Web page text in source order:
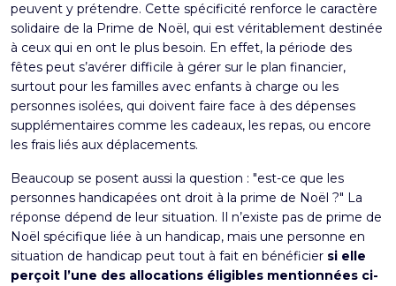
peuvent y prétendre. Cette spécificité renforce le caractère
solidaire de la Prime de Noël, qui est véritablement destinée
à ceux qui en ont le plus besoin. En effet, la période des
fêtes peut s’avérer difficile à gérer sur le plan financier,
surtout pour les familles avec enfants à charge ou les
personnes isolées, qui doivent faire face à des dépenses
supplémentaires comme les cadeaux, les repas, ou encore
les frais liés aux déplacements.
Beaucoup se posent aussi la question : "est-ce que les
personnes handicapées ont droit à la prime de Noël ?" La
réponse dépend de leur situation. Il n’existe pas de prime de
Noël spécifique liée à un handicap, mais une personne en
situation de handicap peut tout à fait en bénéficier si elle
perçoit l’une des allocations éligibles mentionnées ci-